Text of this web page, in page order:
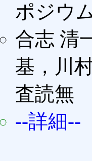
ポジウ
合志 清
基，川
査読無
--詳細--